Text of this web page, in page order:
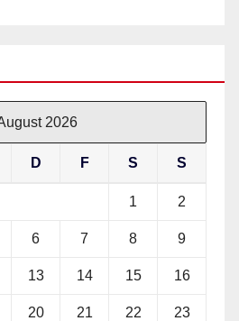
2026
D F S S
1 2
6 7 8 9
13 14 15 16
20 21 22 23